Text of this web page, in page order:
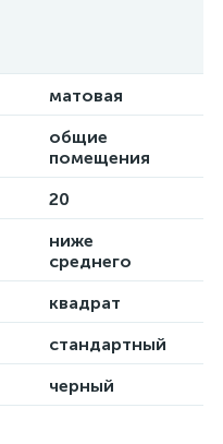
матовая
общие
помещения
20
ниже
среднего
квадрат
стандартный
черный